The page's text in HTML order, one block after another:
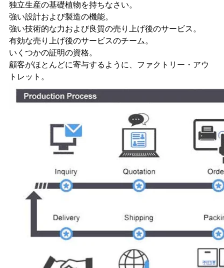
独立生産の基礎植物を持ちなさい。
強い設計および製造の機能。
強い技術的な力および良質の売り上げ後のサービス。
有効な売り上げ後のサービスのチーム。
いくつかの証明の資格。
顧客がほとんどに寄与するように、ファクトリー・アウ
トレット。